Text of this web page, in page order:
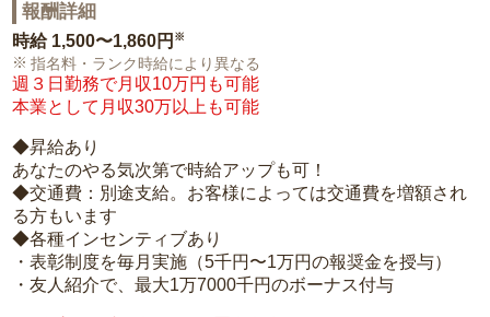
報酬詳細
時給 1,500〜1,860円 ※
指名料・ランク時給により異なる
週３日勤務で月収10万円も可能
本業として月収30万以上も可能
◆昇給あり
あなたのやる気次第で時給アップも可！
◆交通費：別途支給。お客様によっては交通費を増額され
る方もいます
◆各種インセンティブあり
・表彰制度を毎月実施（5千円〜1万円の報奨金を授与）
・友人紹介で、最大1万7000千円のボーナス付与